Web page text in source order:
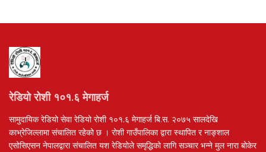
रेडियो रोशी १०१.६ मेगाहर्ज
सामुदायिक रेडियो सेवा रेडियो रोशी १०१.६ मेगाहर्ज बि.स. २०७५ सालदेखि
काभ्रेजिल्लामा संचालित रहेको छ । रोशी गाउँपालिका द्वारा स्थापित र नाङ्शाल
एसोसिएसन नेपालद्वारा संचालित यश रेडियोले समृद्धिको लागि सञ्चार भन्ने मुल नारा बोकेर